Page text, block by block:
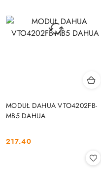
MODUŁ DAHUA VTO4202FB-
MB5 DAHUA
Cena:
217.40